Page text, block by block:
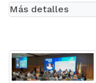
Más detalles